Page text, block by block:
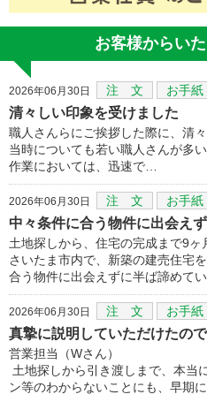
お客様からい
2026年06月30日 注 文 お手紙
清々しい印象を受けました
職人さんらにご挨拶した際に、清
当時についても若い職人さんが多
作業においては、迅速で…
2026年06月30日 注 文 お手紙
中々条件に合う物件に出会え
土地探しから、住宅の完成まで9ヶ
さいたま市内で、新築の建売住宅
合う物件に出会えずに半ば諦めて
2026年06月30日 注 文 お手紙
真摯に説明していただけたの
営業担当（Wさん）
土地探しから引き渡しまで、本当
ン等のわからないことにも、早期